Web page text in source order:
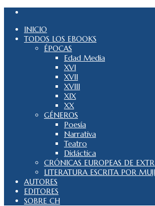
INICIO
TODOS LOS EBOOKS
ÉPOCAS
Edad Media
XVI
XVII
XVIII
XIX
XX
GÉNEROS
Poesía
Narrativa
Teatro
Didáctica
CRÓNICAS EUROPEAS DE
LITERATURA ESCRITA POR
AUTORES
EDITORES
SOBRE CH